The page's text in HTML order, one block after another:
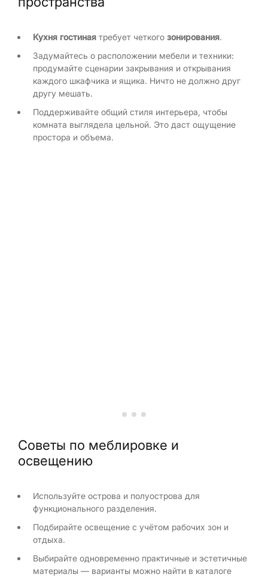
Кухня гостиная требует четкого зонирования.
Задумайтесь о расположении мебели и техники:
продумайте сценарии закрывания и открывания
каждого шкафчика и ящика. Ничто не должно друг
другу мешать.
Поддерживайте общий стиля интерьера, чтобы
комната выглядела цельной. Это даст ощущение
простора и объема.
Советы по меблировке и
освещению
Используйте острова и полуострова для
функционального разделения.
Подбирайте освещение с учётом рабочих зон и
отдыха.
Выбирайте одновременно практичные и эстетичные
материалы — варианты можно найти в каталоге